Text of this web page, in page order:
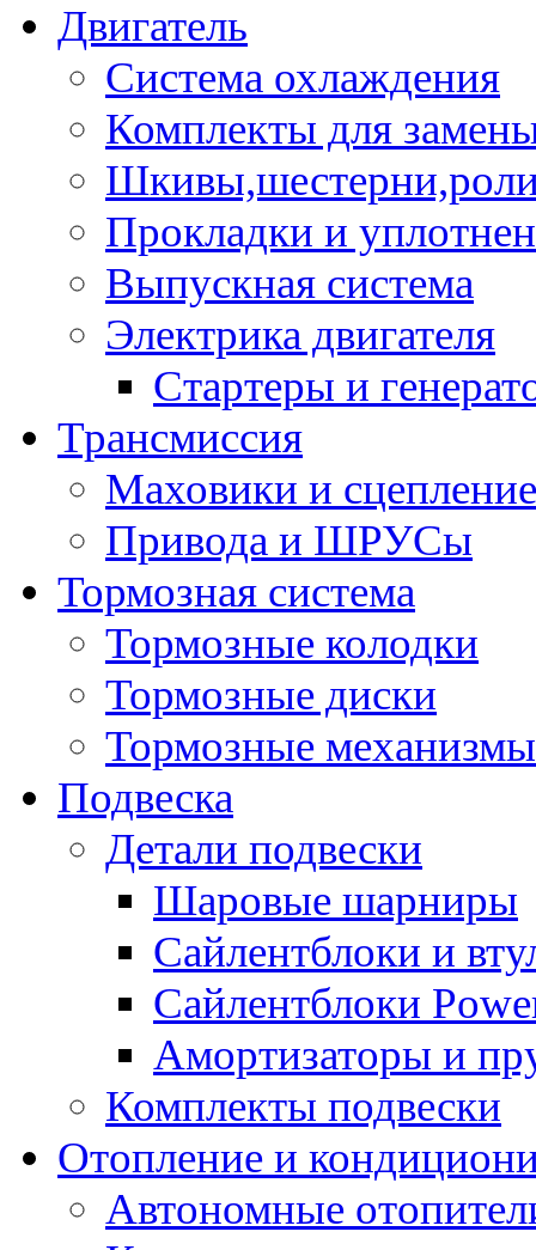
Двигатель
Система охлаждения
Комплекты для
Прокладки и
Выпускная система
Электрика двигателя
Стартеры и
Трансмиссия
Маховики и сцепление
Привода и ШРУСы
Тормозная система
Тормозные колодки
Тормозные диски
Тормозные механизмы
Подвеска
Детали подвески
Шаровые шарниры
Сайлентблоки и
Сайлентблоки
Амортизаторы и
Комплекты подвески
Отопление и
Автономные